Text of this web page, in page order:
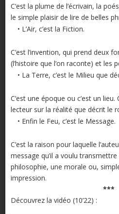
C’est la plume de l’écrivain, la
le simple plaisir de lire de belles
• L’Air, c’est la Fiction.
C’est l’invention, qui prend deux
(l’histoire que l’on raconte) et les
• La Terre, c’est le Milieu que
C’est une époque ou c’est un lieu.
lecteur sur la réalité que décrit le
• Enfin le Feu, c’est le Message.
C’est la raison pour laquelle
message qu’il a voulu
philosophie, une morale ou,
impression.
***
Découvrez la vidéo (10’22) :